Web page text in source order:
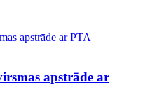
apstrāde ar